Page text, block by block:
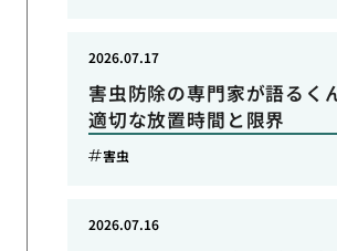
害虫防除の専門家が語るく
適切な放置時間と限界
2026.07.17
害虫
2026.07.16